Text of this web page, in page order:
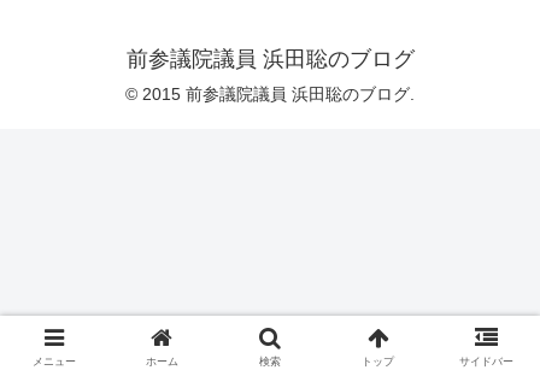
前参議院議員 浜田聡のブログ
© 2015 前参議院議員 浜田聡のブログ.
メニュー ホーム 検索 トップ サイドバー